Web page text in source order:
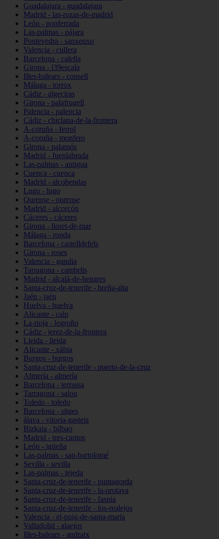
Guadalajara - guadalajara
Madrid - las-rozas-de-madrid
León - ponferrada
Las-palmas - pájara
Pontevedra - sanxenxo
Valencia - cullera
Barcelona - calella
Girona - l39escala
Illes-balears - consell
Málaga - torrox
Cádiz - algeciras
Girona - palafrugell
Palencia - palencia
Cádiz - chiclana-de-la-frontera
A-coruña - ferrol
A-coruña - monfero
Girona - palamós
Madrid - fuenlabrada
Las-palmas - antigua
Cuenca - cuenca
Madrid - alcobendas
Lugo - lugo
Ourense - ourense
Madrid - alcorcón
Cáceres - cáceres
Girona - lloret-de-mar
Málaga - ronda
Barcelona - castelldefels
Girona - roses
Valencia - gandia
Tarragona - cambrils
Madrid - alcalá-de-henares
Santa-cruz-de-tenerife - breña-alta
Jaén - jaén
Huelva - huelva
Alicante - calp
La-rioja - logroño
Cádiz - jerez-de-la-frontera
Lleida - lleida
Alicante - xàbia
Burgos - burgos
Santa-cruz-de-tenerife - puerto-de-la-cruz
Almería - almería
Barcelona - terrassa
Tarragona - salou
Toledo - toledo
Barcelona - sitges
álava - vitoria-gasteiz
Bizkaia - bilbao
Madrid - tres-cantos
León - igüeña
Las-palmas - san-bartolomé
Sevilla - sevilla
Las-palmas - tejeda
Santa-cruz-de-tenerife - puntagorda
Santa-cruz-de-tenerife - la-orotava
Santa-cruz-de-tenerife - fasnia
Santa-cruz-de-tenerife - los-realejos
Valencia - el-puig-de-santa-maría
Valladolid - alaejos
Illes-balears - andratx